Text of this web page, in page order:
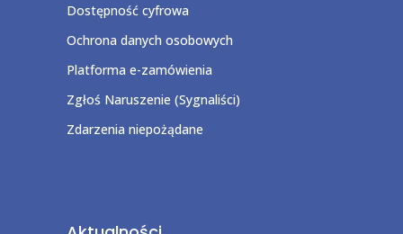
Dostępność cyfrowa
Ochrona danych osobowych
Platforma e-zamówienia
Zgłoś Naruszenie (Sygnaliści)
Zdarzenia niepożądane